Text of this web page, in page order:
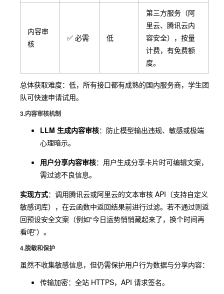
内容审
核
✅ 必需 低
第三方服务（阿
里云、腾讯云内
容安全），按量
计费，有免费额
度。
总体获取难度：低，所有接口都有成熟的国内服务商，学生团
队可快速申请试用。
3.内容审核机制
LLM 生成内容审核：防止模型输出违规、敏感或极端
心理暗示。
用户分享内容审核：用户生成分享卡片时可编辑文案，
需过滤不良信息。
实现方式：调用腾讯云或阿里云的文本审核 API（支持自定义
敏感词库），在云函数中返回结果前进行过滤。若不通过则返
回预设安全文案（例如“今日运势悄悄藏起来了，换个时间再
看吧”）。
4.脱敏和保护
虽然不收集敏感信息，但仍需保护用户行为数据与分享内容：
传输加密：全站 HTTPS，API 请求签名。